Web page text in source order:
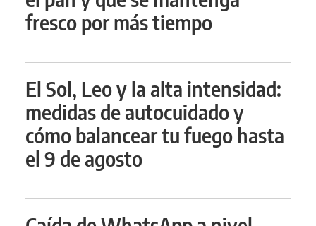
fresco por más tiempo
El Sol, Leo y la alta intensidad:
medidas de autocuidado y
cómo balancear tu fuego hasta
el 9 de agosto